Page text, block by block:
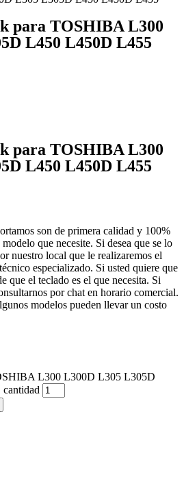
para TOSHIBA L300
L450 L450D L455
para TOSHIBA L300
L450 L450D L455
son de primera calidad y 100%
que necesite. Si desea que se lo
nuestro local que le realizaremos el
especializado. Si usted quiere que
que el teclado es el que necesita. Si
por chat en horario comercial.
modelos pueden llevar un costo
L300 L300D L305 L305D